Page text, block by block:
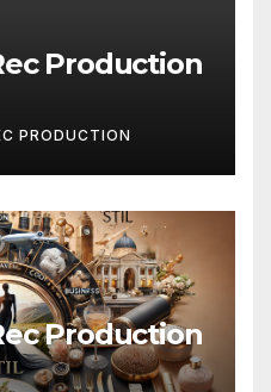
Production
PRODUCTION
Production